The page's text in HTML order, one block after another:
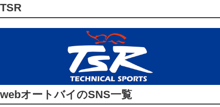
TSR
webオートバイのSNS一覧